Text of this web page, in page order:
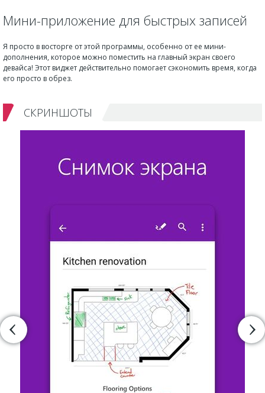
Мини-приложение для быстрых записей
Я просто в восторге от этой программы, особенно от ее мини-
дополнения, которое можно поместить на главный экран своего
девайса! Этот виджет действительно помогает сэкономить время, когда
его просто в обрез.
СКРИНШОТЫ